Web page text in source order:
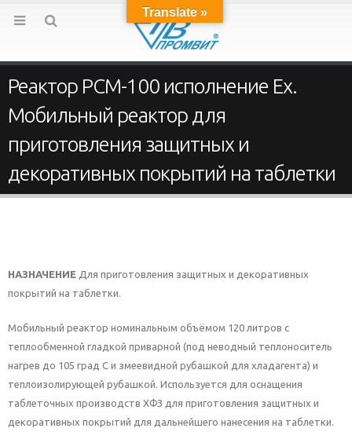
Реактор РСМ-100 исполнение Ех.
Мобильный реактор для
приготовления защитных и
декоративных покрытий на таблетки
НАЗНАЧЕНИЕ Для приготовления защитных и декоративных
покрытий на таблетки.
Мобильный реактор номинальным объёмом 120 литров с
теплообменной гладкой приварной (под неводный теплоноситель
нагрев до 105 град С и змеевидной рубашкой для хладагента) и
теплоизолирующей рубашкой. Используется для оснащения
таблеточных производств ХФЗ для приготовления защитных и
декоративных покрытий для дальнейшего нанесения на таблетки.
Translate »